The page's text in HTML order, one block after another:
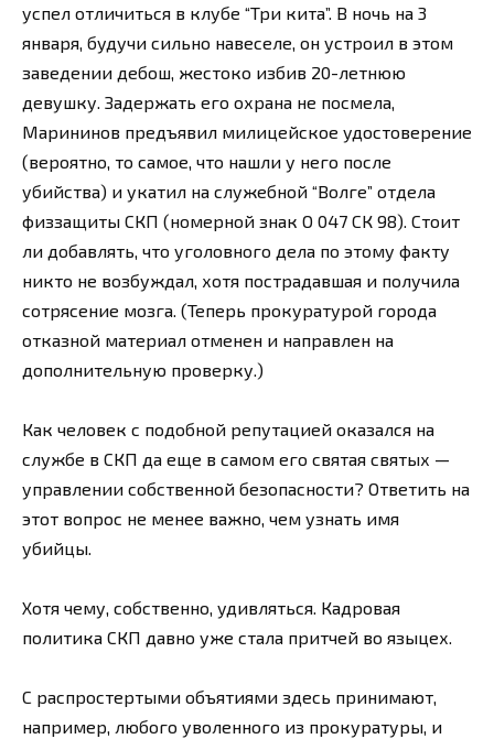
успел отличиться в клубе “Три кита”. В ночь на 3
января, будучи сильно навеселе, он устроил в этом
заведении дебош, жестоко избив 20-летнюю
девушку. Задержать его охрана не посмела,
Марининов предъявил милицейское удостоверение
(вероятно, то самое, что нашли у него после
убийства) и укатил на служебной “Волге” отдела
физзащиты СКП (номерной знак О 047 СК 98). Стоит
ли добавлять, что уголовного дела по этому факту
никто не возбуждал, хотя пострадавшая и получила
сотрясение мозга. (Теперь прокуратурой города
отказной материал отменен и направлен на
дополнительную проверку.)
Как человек с подобной репутацией оказался на
службе в СКП да еще в самом его святая святых —
управлении собственной безопасности? Ответить на
этот вопрос не менее важно, чем узнать имя
убийцы.
Хотя чему, собственно, удивляться. Кадровая
политика СКП давно уже стала притчей во языцех.
С распростертыми объятиями здесь принимают,
например, любого уволенного из прокуратуры, и